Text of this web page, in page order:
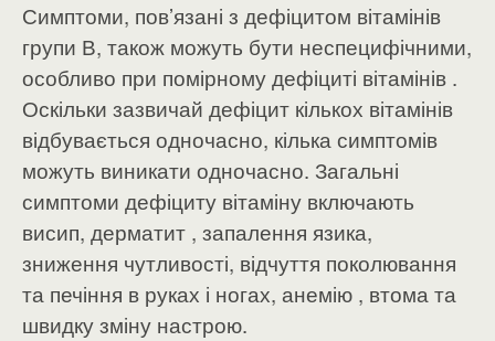
Симптоми, пов’язані з дефіцитом вітамінів
групи В, також можуть бути неспецифічними,
особливо при помірному дефіциті вітамінів .
Оскільки зазвичай дефіцит кількох вітамінів
відбувається одночасно, кілька симптомів
можуть виникати одночасно. Загальні
симптоми дефіциту вітаміну включають
висип, дерматит , запалення язика,
зниження чутливості, відчуття поколювання
та печіння в руках і ногах, анемію , втома та
швидку зміну настрою.